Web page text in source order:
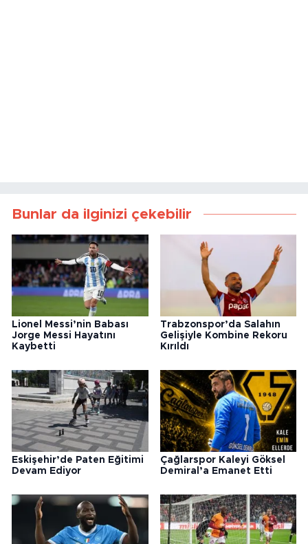
Bunlar da ilginizi çekebilir
Lionel Messi’nin Babası
Jorge Messi Hayatını
Kaybetti
Trabzonspor’da Salahın
Gelişiyle Kombine Rekoru
Kırıldı
Eskişehir’de Paten Eğitimi
Devam Ediyor
Çağlarspor Kaleyi Göksel
Demiral’a Emanet Etti